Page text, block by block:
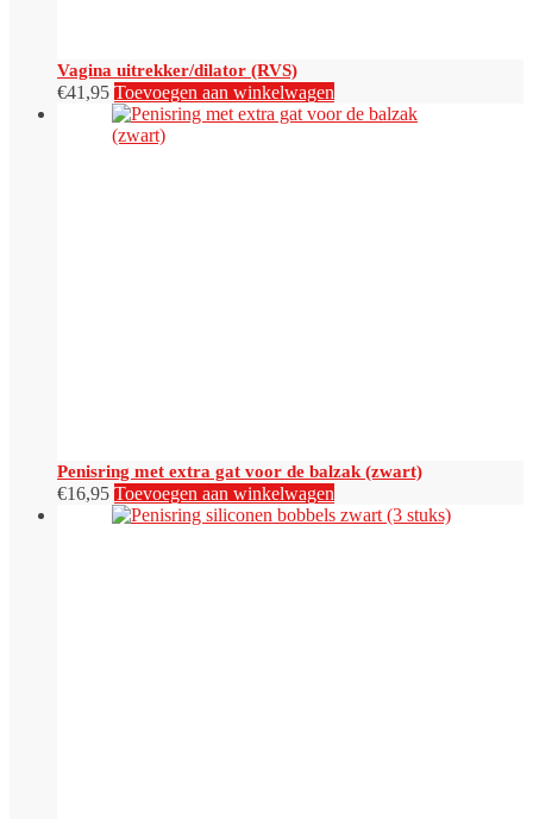
Vagina uitrekker/dilator (RVS)
€41,95 Toevoegen aan winkelwagen
Penisring met extra gat voor de balzak (zwart)
€16,95 Toevoegen aan winkelwagen